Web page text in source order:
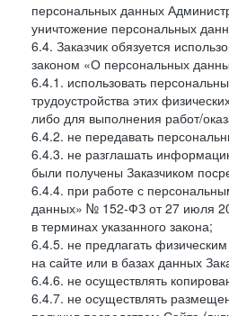
персональных данных
уничтожение персональных
6.4. Заказчик обязуется
законом «О персональных
6.4.1. использовать
трудоустройства этих
либо для выполнения работ/
6.4.2. не передавать
6.4.3. не разглашать
были получены Заказчиком
6.4.4. при работе с
данных» № 152-ФЗ от 27 июля
в терминах указанного закона;
6.4.5. не предлагать
на сайте или в базах данных
6.4.6. не осуществлять
6.4.7. не осуществлять